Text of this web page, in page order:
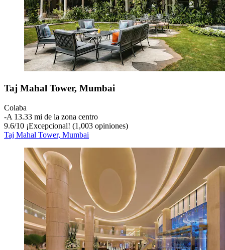
Taj Mahal Tower, Mumbai
Colaba
‐A 13.33 mi de la zona centro
9.6/10 ¡Excepcional! (1,003 opiniones)
Taj Mahal Tower, Mumbai